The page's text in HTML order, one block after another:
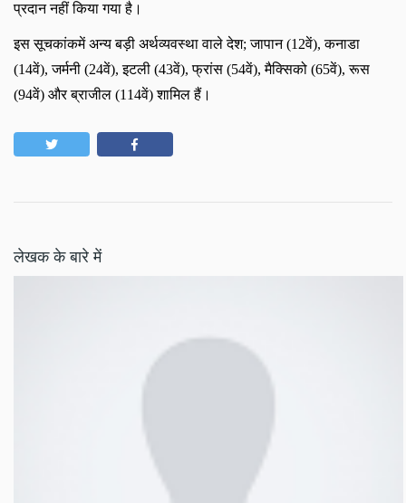
प्रदान नहीं किया गया है।
इस सूचकांकमें अन्य बड़ी अर्थव्यवस्था वाले देश; जापान (12वें), कनाडा
(14वें), जर्मनी (24वें), इटली (43वें), फ्रांस (54वें), मैक्सिको (65वें), रूस
(94वें) और ब्राजील (114वें) शामिल हैं।
लेखक के बारे में